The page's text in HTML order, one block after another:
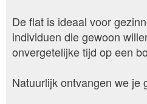
De flat is ideaal voor
individuen die gewoon
onvergetelijke tijd op een
Natuurlijk ontvangen we je